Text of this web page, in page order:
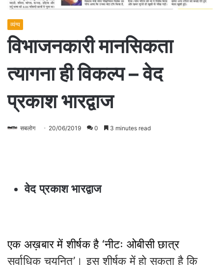
व्यंग्य
विभाजनकारी मानसिकता
त्यागना ही विकल्प – वेद
प्रकाश भारद्वाज
सबलोग 20/06/2019 0 3 minutes read
वेद प्रकाश भारद्वाज
एक अख़बार में शीर्षक है ‘नीटः ओबीसी छात्र
सर्वाधिक चयनित’। इस शीर्षक में हो सकता है कि